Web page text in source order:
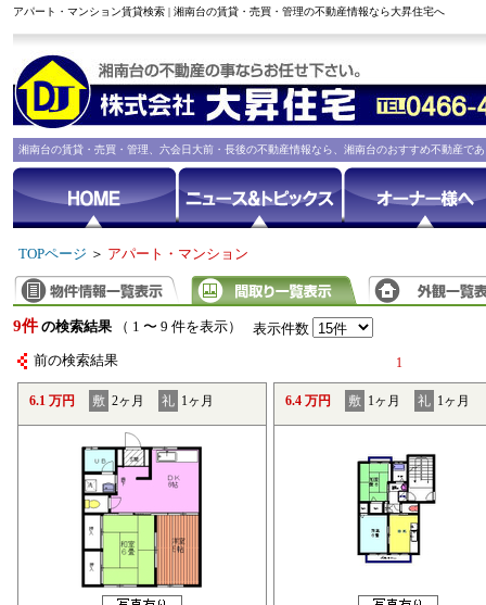
アパート・マンション賃貸検索 | 湘南台の賃貸・売買・管理の不動産情報なら大昇住宅へ
湘南台の賃貸・売買・管理、六会日大前・長後の不動産情報なら、湘南台のおすすめ不動産で
TOPページ ＞ アパート・マンション
9件 の検索結果 （ 1 〜 9 件を表示） 表示件数
前の検索結果 1
6.1 万円 敷 2ヶ月 礼 1ヶ月 6.4 万円 敷 1ヶ月 礼 1ヶ月